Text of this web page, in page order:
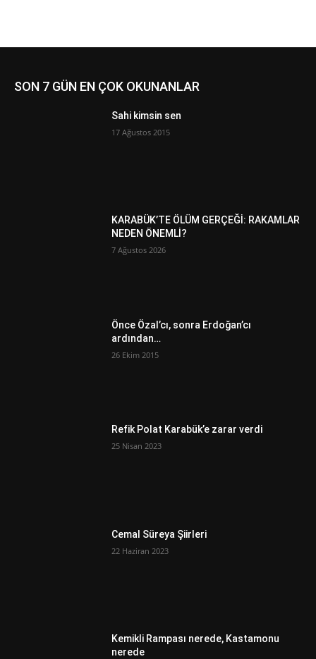
SON 7 GÜN EN ÇOK OKUNANLAR
Sahi kimsin sen
17 Ağustos 2015
KARABÜK’TE ÖLÜM GERÇEĞİ: RAKAMLAR
NEDEN ÖNEMLİ?
7 Ağustos 2026
Önce Özal’cı, sonra Erdoğan’cı
ardından…
26 Ekim 2015
Refik Polat Karabük’e zarar verdi
25 Nisan 2023
Cemal Süreya Şiirleri
22 Haziran 2023
Kemikli Rampası nerede, Kastamonu
nerede